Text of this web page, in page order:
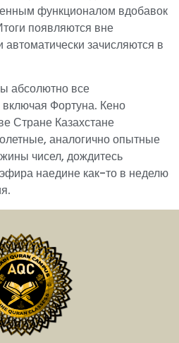
функционалом вдобавок
появляются вне
зачисляются в
абсолютно все
Фортуна. Кено
Стране Казахстане
аналогично опытные
чисел, дождитесь
наедине как-то в неделю